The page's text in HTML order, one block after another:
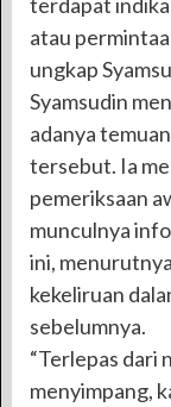
atau
ungkap
Syamsudin
adanya
tersebut. Ia
pemeriksaan
munculnya
ini,
kekeliruan
sebelumnya.
“Terlepas dari
menyimpang,